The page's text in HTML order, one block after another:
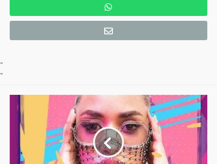
"
"